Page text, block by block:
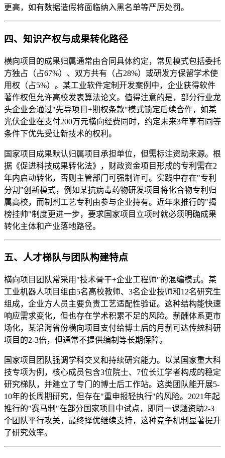
更高，如有数据造假将面临纳入黑名单等严厉处罚。
四、知识产权与成果转化路径
横向项目的成果归属通常由合同具体约定，常见模式包括委托
方独占（占67%）、双方共有（占28%）或研发方保留学术使
用权（占5%）。某工业软件定制开发案例中，企业获得软件
著作权但允许高校发表算法论文。值得注意的是，部分行业龙
头企业会通过"先导项目+期权条款"模式锁定后续合作，如某
光伏企业在支付200万元横向经费同时，约定未来3年享有同等
条件下优先受让新技术的权利。
国家项目成果默认归属项目承担单位，但需标注资助来源。根
据《促进科技成果转化法》，财政资金项目形成的专利需在2
年内启动转化，否则主管部门可强制许可。实践中存在"专利
分割"创新模式，例如某抗病毒药物研发项目将化合物专利归
属高校，而制剂工艺专利由参与企业持有。近年来推行的"揭
榜挂帅"制度更进一步，要求国家项目立项时就必须明确成果
转化主体和产业落地路径。
五、人才梯队与团队构建特点
横向项目团队常采用"技术骨干+企业工程师"的混编模式。某
工业机器人项目组由5名高校教师、3名企业技师和12名研究生
组成，企业方人员主要负责工艺适配性验证。这种结构能快速
响应需求变化，但也存在学术积累不足的风险。薪酬体系更市
场化，某沿海省份横向项目支付给博士后的月薪可达传统科研
项目的2-3倍，但通常不提供编制等长期保障。
国家项目团队强调学科交叉和持续研究能力。以某国家重大科
技专项为例，核心成员包含3位院士、7位长江学者构成的稳定
研究梯队，并建立了专门的博士后工作站。这类团队能开展5-
10年的长周期研究，但存在"重申报轻执行"的风险。2021年起
推行的"赛马制"在部分国家项目中试点，即同一课题资助2-3
个团队平行攻关，最终择优继续支持，这种竞争机制显著提升
了研究效率。